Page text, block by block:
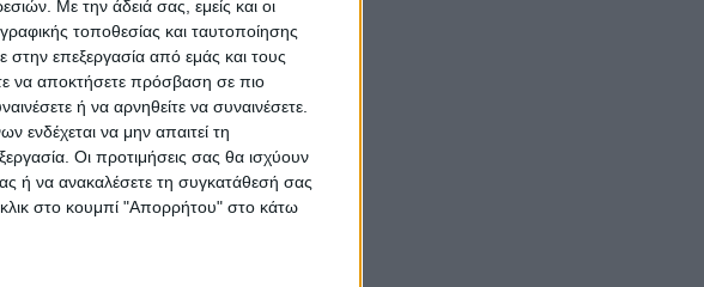
Με την άδειά σας, εμείς και οι
τοποθεσίας και ταυτοποίησης
επεξεργασία από εμάς και τους
να αποκτήσετε πρόσβαση σε πιο
ή να αρνηθείτε να συναινέσετε.
να μην απαιτεί τη
Οι προτιμήσεις σας θα ισχύουν
ή να ανακαλέσετε τη συγκατάθεσή σας
στο κουμπί "Απορρήτου" στο κάτω